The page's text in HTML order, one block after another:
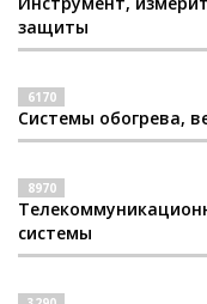
защиты
6170
Системы обогрева,
8970
системы